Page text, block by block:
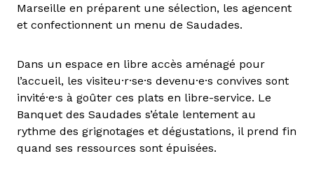
Marseille en préparent une sélection, les agencent
et confectionnent un menu de Saudades.
Dans un espace en libre accès aménagé pour
l’accueil, les visiteu·r·se·s devenu·e·s convives sont
invité·e·s à goûter ces plats en libre-service. Le
Banquet des Saudades s’étale lentement au
rythme des grignotages et dégustations, il prend fin
quand ses ressources sont épuisées.